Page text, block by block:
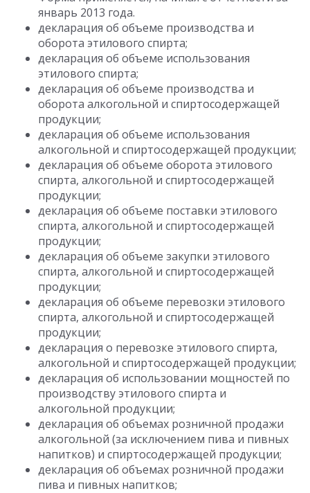
январь 2013 года.
декларация об объеме производства и
оборота этилового спирта;
декларация об объеме использования
этилового спирта;
декларация об объеме производства и
оборота алкогольной и спиртосодержащей
продукции;
декларация об объеме использования
алкогольной и спиртосодержащей продукции;
декларация об объеме оборота этилового
спирта, алкогольной и спиртосодержащей
продукции;
декларация об объеме поставки этилового
спирта, алкогольной и спиртосодержащей
продукции;
декларация об объеме закупки этилового
спирта, алкогольной и спиртосодержащей
продукции;
декларация об объеме перевозки этилового
спирта, алкогольной и спиртосодержащей
продукции;
декларация о перевозке этилового спирта,
алкогольной и спиртосодержащей продукции;
декларация об использовании мощностей по
производству этилового спирта и
алкогольной продукции;
декларация об объемах розничной продажи
алкогольной (за исключением пива и пивных
напитков) и спиртосодержащей продукции;
декларация об объемах розничной продажи
пива и пивных напитков;